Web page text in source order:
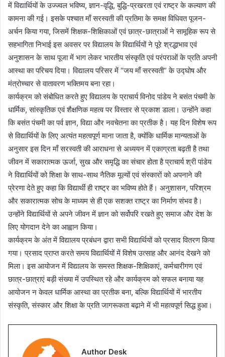
में विद्यार्थियों के उज्ज्वल भविष्य, ज्ञान-वृद्धि, बुद्धि-प्रखरता एवं राष्ट्र के कल्याण की
कामना की गई। इसके पश्चात माँ सरस्वती की प्रतिमा के समक्ष विधिवत पूजन-
अर्चन किया गया, जिसमें शिक्षक-शिक्षिकाओं एवं छात्र-छात्राओं ने सामूहिक रूप से
सहभागिता निभाई इस अवसर पर विद्यालय के विद्यार्थियों ने पूरे श्रद्धाभाव एवं
अनुशासन के साथ पूजा में भाग लेकर भारतीय संस्कृति एवं परंपराओं के प्रति अपनी
आस्था का परिचय दिया। विद्यालय परिसर में “जय माँ सरस्वती” के उद्घोष और
मंत्रोच्चार से वातावरण भक्तिमय बना रहा।
कार्यक्रम को संबोधित करते हुए विद्यालय के प्राचार्य विनोद पांडेय ने बसंत पंचमी के
धार्मिक, सांस्कृतिक एवं शैक्षणिक महत्व पर विस्तार से प्रकाश डाला। उन्होंने कहा
कि बसंत पंचमी का पर्व ज्ञान, विद्या और नवचेतना का प्रतीक है। यह दिन विशेष रूप
से विद्यार्थियों के लिए अत्यंत महत्वपूर्ण माना जाता है, क्योंकि धार्मिक मान्यताओं के
अनुसार इस दिन माँ सरस्वती की आराधना से अध्ययन में एकाग्रता बढ़ती है तथा
जीवन में सकारात्मक ऊर्जा, सुख और समृद्धि का संचार होता है प्राचार्य श्री पांडेय
ने विद्यार्थियों को शिक्षा के साथ-साथ नैतिक मूल्यों एवं संस्कारों को अपनाने की
प्रेरणा देते हुए कहा कि विद्यार्थी ही राष्ट्र का भविष्य होते हैं। अनुशासन, परिश्रम
और सकारात्मक सोच के माध्यम से ही एक सशक्त राष्ट्र का निर्माण संभव है।
उन्होंने विद्यार्थियों से अपने जीवन में ज्ञान को सर्वोपरि रखते हुए समाज और देश के
लिए योगदान देने का आह्वान किया।
कार्यक्रम के अंत में विद्यालय प्रबंधन द्वारा सभी विद्यार्थियों को प्रसाद वितरण किया
गया। प्रसाद प्राप्त करते समय विद्यार्थियों में विशेष उत्साह और आनंद देखने को
मिला। इस आयोजन में विद्यालय के समस्त शिक्षक-शिक्षिकाएं, कर्मचारीगण एवं
छात्र-छात्राएं बड़ी संख्या में उपस्थित रहे और कार्यक्रम को सफल बनाया यह
आयोजन न केवल धार्मिक आस्था का प्रतीक बना, बल्कि विद्यार्थियों में भारतीय
संस्कृति, संस्कार और शिक्षा के प्रति जागरूकता बढ़ाने में भी महत्वपूर्ण सिद्ध हुआ।
Author Desk